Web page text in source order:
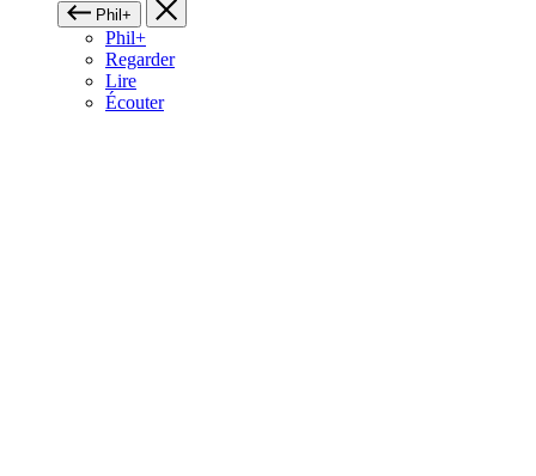
Phil+
Phil+
Regarder
Lire
Écouter